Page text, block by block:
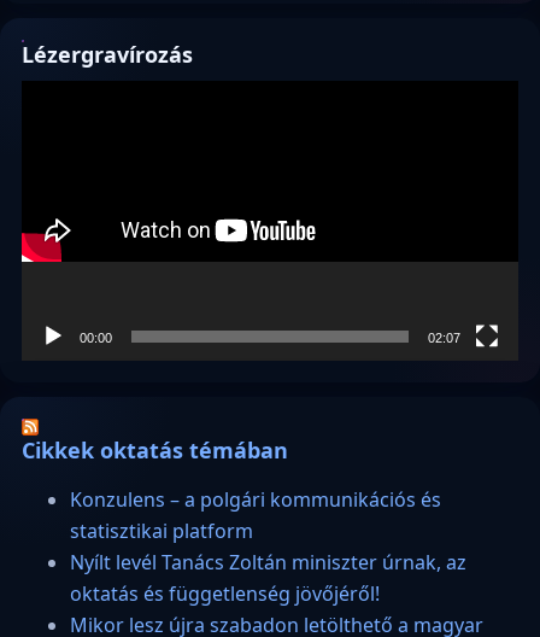
Lézergravírozás
00:00 02:07
Cikkek oktatás témában
Konzulens – a polgári kommunikációs és
statisztikai platform
Nyílt levél Tanács Zoltán miniszter úrnak, az
oktatás és függetlenség jövőjéről!
Mikor lesz újra szabadon letölthető a magyar